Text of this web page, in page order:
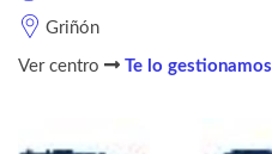
Griñón
Ver centro Te lo gestionamos